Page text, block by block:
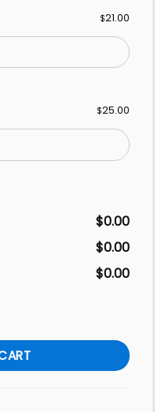
$21.00
$25.00
$0.00
$0.00
$0.00
书籍订购 quantity